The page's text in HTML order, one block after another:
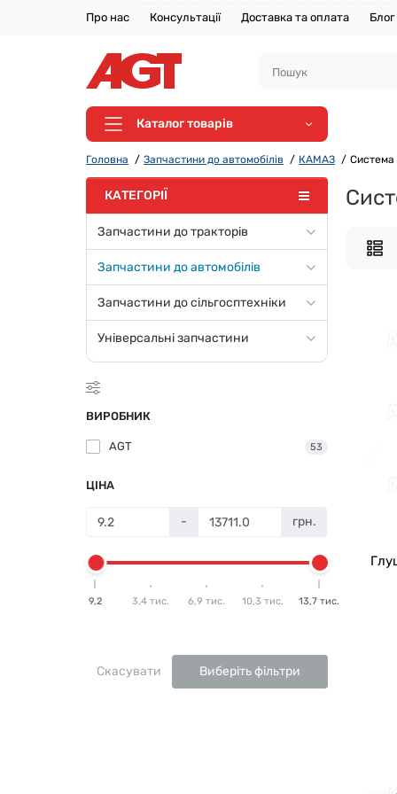
Про нас Консультації Доставка та оплата Блог
Каталог товарів
Головна Запчастини до автомобілів КАМАЗ Система
КАТЕГОРІЇ
Запчастини до тракторів
Запчастини до автомобілів
Запчастини до сільгосптехніки
Універсальні запчастини
ВИРОБНИК
AGT 53
ЦІНА
- грн.
9,2 3,4 тис. 6,9 тис. 10,3 тис. 13,7 тис.
Скасувати Виберіть фільтри